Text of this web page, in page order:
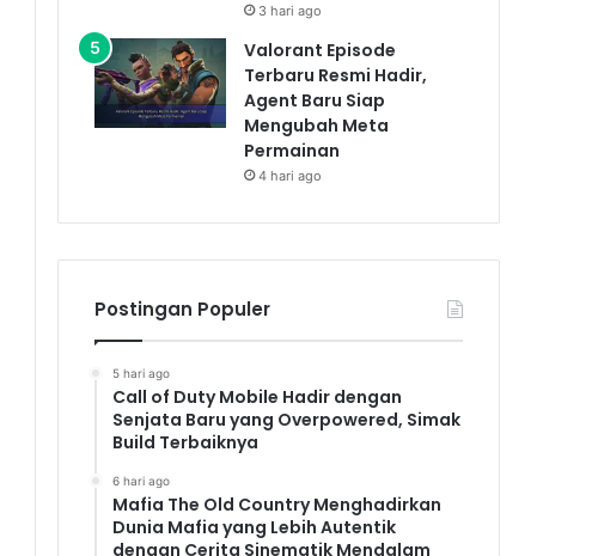
3 hari ago
Valorant Episode
Terbaru Resmi Hadir,
Agent Baru Siap
Mengubah Meta
Permainan
4 hari ago
Postingan Populer
5 hari ago
Call of Duty Mobile Hadir dengan
Senjata Baru yang Overpowered, Simak
Build Terbaiknya
6 hari ago
Mafia The Old Country Menghadirkan
Dunia Mafia yang Lebih Autentik
dengan Cerita Sinematik Mendalam